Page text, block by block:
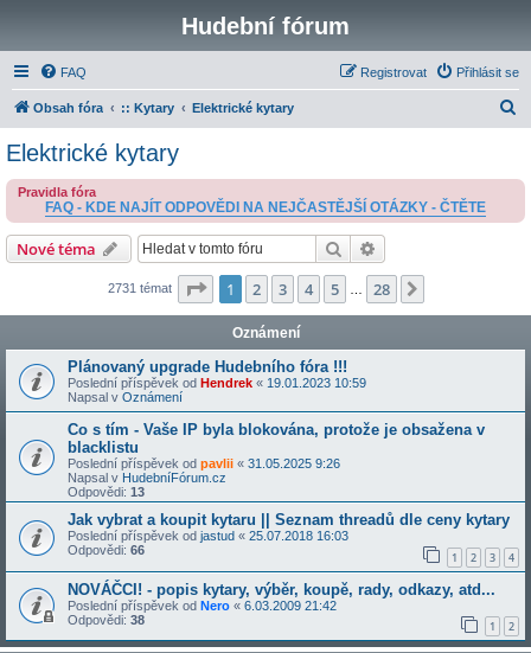
Hudební fórum
FAQ Přihlásit se
Registrovat
Obsah fóra :: Kytary Elektrické kytary
a
Elektrické kytary
Pravidla fóra
FAQ - KDE NAJÍT ODPOVĚDI NA NEJČASTĚJŠÍ OTÁZKY - ČTĚTE
Nové téma Hledat
2731 témat Stránka z 28
1 2 3 4 5 28
Oznámení
Plánovaný upgrade Hudebního fóra !!!
Poslední příspěvek od Hendrek « 19.01.2023 10:59
Napsal v Oznámení
Co s tím - Vaše IP byla blokována, protože je obsažena v
blacklistu
Poslední příspěvek od pavlii « 31.05.2025 9:26
Napsal v HudebníFórum.cz
Odpovědi: 13
Jak vybrat a koupit kytaru || Seznam threadů dle ceny kytary
Poslední příspěvek od jastud « 25.07.2018 16:03
Odpovědi: 66 1 2 3 4
NOVÁČCI! - popis kytary, výběr, koupě, rady, odkazy, atd...
Poslední příspěvek od Nero « 6.03.2009 21:42
Odpovědi: 38 1 2